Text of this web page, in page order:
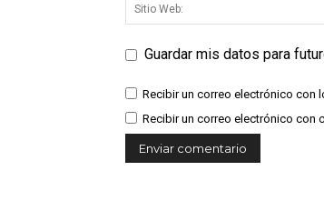
Guardar mis datos para
Recibir un correo electrónico con
Recibir un correo electrónico con